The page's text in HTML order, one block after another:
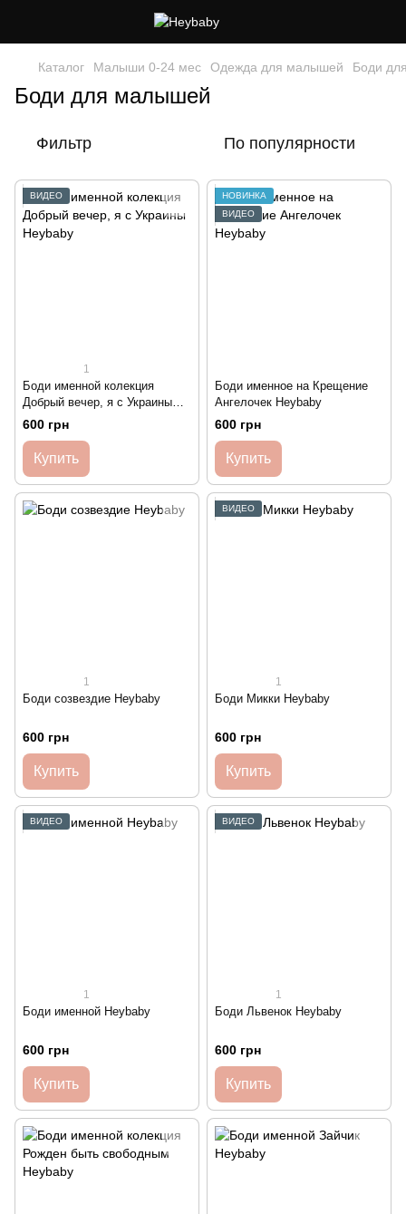
Каталог Малыши 0-24 мес Одежда для малышей Боди
Боди для малышей
Фильтр По популярности
ВИДЕО
1
Боди именной колекция
Добрый вечер, я с Украины
Heybaby
600 грн
Купить
НОВИНКА
ВИДЕО
Боди именное на Крещение
Ангелочек Heybaby
600 грн
Купить
1
Боди созвездие Heybaby
600 грн
Купить
ВИДЕО
1
Боди Микки Heybaby
600 грн
Купить
ВИДЕО
1
Боди именной Heybaby
600 грн
Купить
ВИДЕО
1
Боди Львенок Heybaby
600 грн
Купить